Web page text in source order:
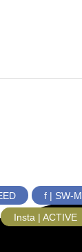
f | SW-
Insta | ACTIVE